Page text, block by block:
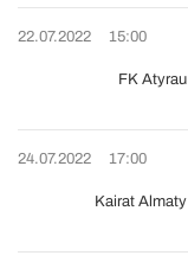
22.07.2022 15:00
FK Atyrau
24.07.2022 17:00
Kairat Almaty